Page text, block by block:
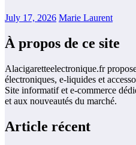
July 17, 2026 Marie Laurent
À propos de ce site
Alacigaretteelectronique.fr
électroniques, e-liquides et
Site informatif et e-commerce
et aux nouveautés du marché.
Article récent